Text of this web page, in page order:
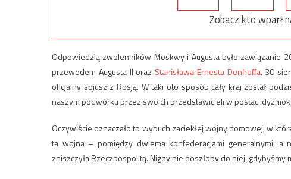
Zobacz kto wparł
Odpowiedzią zwolenników Moskwy i Augusta było zawiązanie
przewodem Augusta II oraz Stanisława Ernesta Denhoffa. 30
oficjalny sojusz z Rosją. W taki oto sposób cały kraj został
naszym podwórku przez swoich przedstawicieli w postaci
Oczywiście oznaczało to wybuch zaciekłej wojny domowej, w
ta wojna – pomiędzy dwiema konfederacjami generalnymi,
zniszczyła Rzeczpospolitą. Nigdy nie doszłoby do niej,